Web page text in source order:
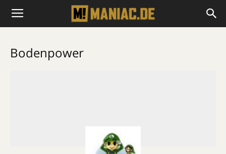
Bodenpower